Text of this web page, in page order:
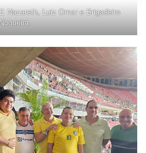
Nazareth, Luiz Omar e Brigadeiro